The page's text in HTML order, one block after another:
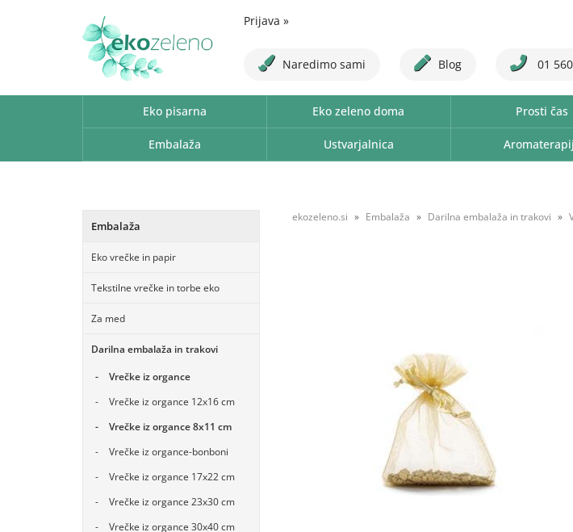
Prijava »
Naredimo sami Blog 01
Eko pisarna Eko zeleno doma Prosti čas
Embalaža Ustvarjalnica
Embalaža
Eko vrečke in papir
Tekstilne vrečke in torbe eko
Za med
Darilna embalaža in trakovi
Vrečke iz organce
Vrečke iz organce 12x16 cm
Vrečke iz organce 8x11 cm
Vrečke iz organce-bonboni
Vrečke iz organce 17x22 cm
Vrečke iz organce 23x30 cm
Vrečke iz organce 30x40 cm
ekozeleno.si Embalaža Darilna embalaža in trakovi